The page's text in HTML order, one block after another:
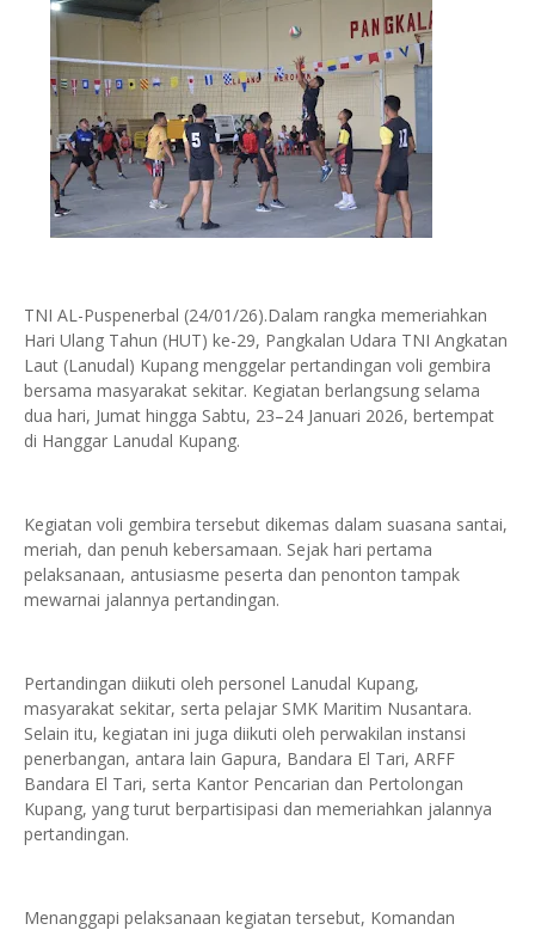
TNI AL-Puspenerbal (24/01/26).Dalam rangka memeriahkan
Hari Ulang Tahun (HUT) ke-29, Pangkalan Udara TNI Angkatan
Laut (Lanudal) Kupang menggelar pertandingan voli gembira
bersama masyarakat sekitar. Kegiatan berlangsung selama
dua hari, Jumat hingga Sabtu, 23–24 Januari 2026, bertempat
di Hanggar Lanudal Kupang.
Kegiatan voli gembira tersebut dikemas dalam suasana santai,
meriah, dan penuh kebersamaan. Sejak hari pertama
pelaksanaan, antusiasme peserta dan penonton tampak
mewarnai jalannya pertandingan.
Pertandingan diikuti oleh personel Lanudal Kupang,
masyarakat sekitar, serta pelajar SMK Maritim Nusantara.
Selain itu, kegiatan ini juga diikuti oleh perwakilan instansi
penerbangan, antara lain Gapura, Bandara El Tari, ARFF
Bandara El Tari, serta Kantor Pencarian dan Pertolongan
Kupang, yang turut berpartisipasi dan memeriahkan jalannya
pertandingan.
Menanggapi pelaksanaan kegiatan tersebut, Komandan